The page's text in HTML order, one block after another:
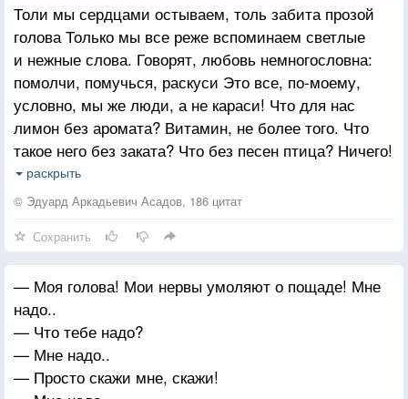
Толи мы сердцами остываем, толь забита прозой
голова Только мы все реже вспоминаем светлые
и нежные слова. Говорят, любовь немногословна:
помолчи, помучься, раскуси Это все, по-моему,
условно, мы же люди, а не караси! Что для нас
лимон без аромата? Витамин, не более того. Что
такое него без заката? Что без песен птица? Ничего!
Пусть слова сверкают золотинками, и не год,
не два, а целый век! Человек не может жить
действительно хотите, чтоб звенела счастьем
голова, говорите, люди, говорите САМЫЕ
ХОРОШИЕ СЛОВА!
раскрыть
© Эдуард Аркадьевич Асадов, 186 цитат
Сохранить
— Моя голова! Мои нервы умоляют о пощаде! Мне
надо..
— Что тебе надо?
— Мне надо..
— Просто скажи мне, скажи!